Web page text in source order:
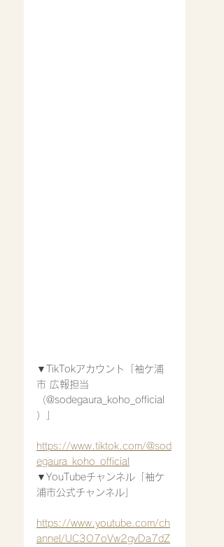
▼TikTokアカウント「袖ケ浦
市 広報担当
（@sodegaura_koho_official
）」
https://www.tiktok.com/@sod
egaura_koho_official
▼YouTubeチャンネル「袖ケ
浦市公式チャンネル」
https://www.youtube.com/ch
annel/UC3O7oVw2gvDa7dZ